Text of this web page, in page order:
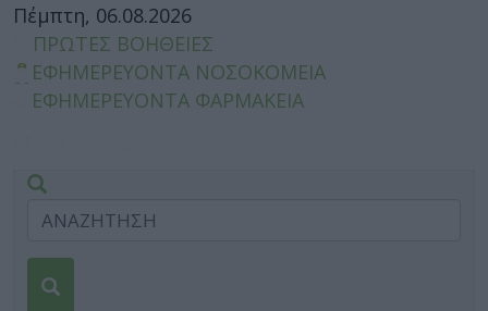
Πέμπτη, 06.08.2026
ΠΡΩΤΕΣ ΒΟΗΘΕΙΕΣ
ΕΦΗΜΕΡΕΥΟΝΤΑ ΝΟΣΟΚΟΜΕΙΑ
ΕΦΗΜΕΡΕΥΟΝΤΑ ΦΑΡΜΑΚΕΙΑ